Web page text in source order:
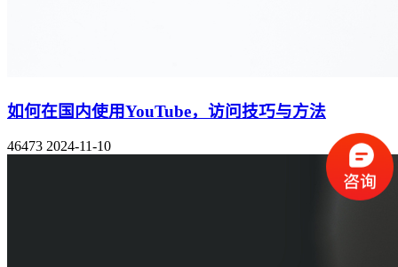
如何在国内使用YouTube，访问技巧与方法
46473 2024-11-10